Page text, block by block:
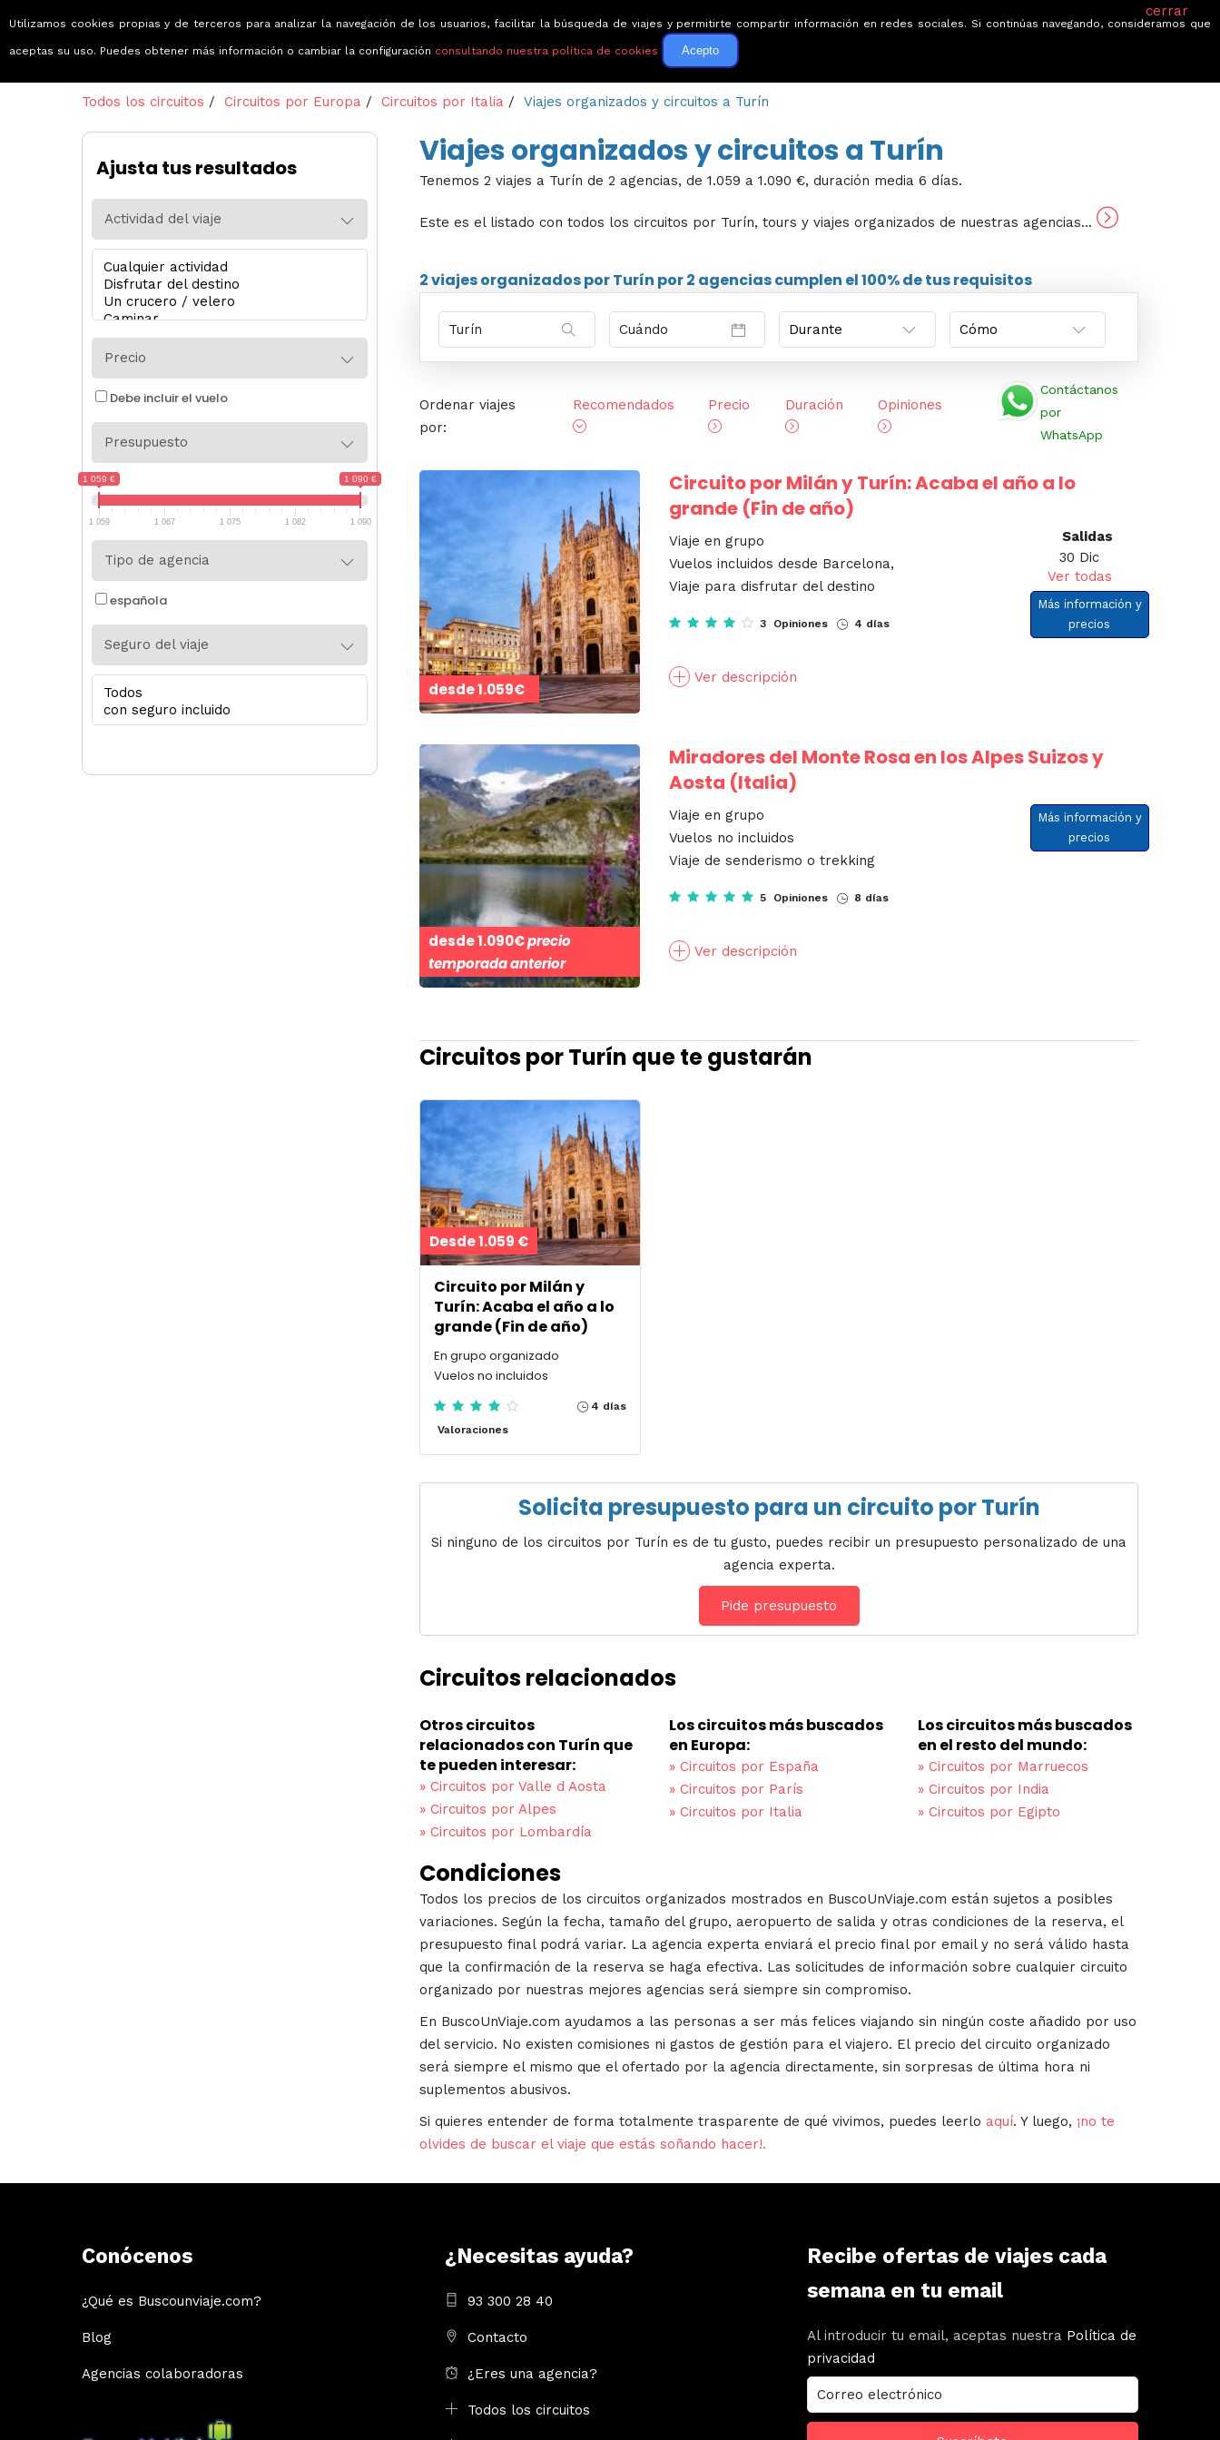
Viajes que emocionan
Circuitos Guías de viaje Ofertas Blog Quiénes somos
Todos los circuitos / Circuitos por Europa / Circuitos por Italia / Viajes organizados y circuitos a Turín
Viajes organizados y circuitos a Turín
Tenemos 2 viajes a Turín de 2 agencias, de 1.059 a 1.090 €, duración media 6 días.
Este es el listado con todos los circuitos por Turín, tours y viajes organizados de nuestras agencias...
2 viajesorganizados por Turín por2 agenciascumplen el 100% de tus requisitos
Ordenar viajes
por:
Recomendados Precio Duración Opiniones
Contáctanos
por
WhatsApp
desde1.059€
Circuito por Milán y Turín: Acaba el año a lo
grande (Fin de año)
Viaje en grupo
Vuelos incluidos desde Barcelona,
Viaje para disfrutar del destino
3 Opiniones 4 días
Ver descripción
Salidas
30 Dic
Ver todas
Más información y
precios
desde1.090€precio
temporada anterior
Miradores del Monte Rosa en los Alpes Suizos y
Aosta (Italia)
Viaje en grupo
Vuelos no incluidos
Viaje de senderismo o trekking
5 Opiniones 8 días
Ver descripción
Más información y
precios
Circuitos por Turín que te gustarán
Desde 1.059 €
Circuito por Milán y
Turín: Acaba el año a lo
grande (Fin de año)
En grupo organizado
Vuelos no incluidos
Valoraciones
4 días
Solicita presupuesto para un circuito por Turín
Si ninguno de los circuitos por Turín es de tu gusto, puedes recibir un presupuesto personalizado de una
agencia experta.
Pide presupuesto
Circuitos relacionados
Otros circuitos
relacionados con Turín que
te pueden interesar:
» Circuitos por Valle d Aosta
» Circuitos por Alpes
» Circuitos por Lombardía
Los circuitos más buscados
en Europa:
»Circuitos por España
»Circuitos por París
»Circuitos por Italia
Los circuitos más buscados
en el resto del mundo:
» Circuitos por Marruecos
» Circuitos por India
» Circuitos por Egipto
Condiciones
Todos los precios de los circuitos organizados mostrados en BuscoUnViaje.com están sujetos a posibles
variaciones. Según la fecha, tamaño del grupo, aeropuerto de salida y otras condiciones de la reserva, el
presupuesto final podrá variar. La agencia experta enviará el precio final por email y no será válido hasta
que la confirmación de la reserva se haga efectiva. Las solicitudes de información sobre cualquier circuito
organizado por nuestras mejores agencias será siempre sin compromiso.
En BuscoUnViaje.com ayudamos a las personas a ser más felices viajando sin ningún coste añadido por uso
del servicio. No existen comisiones ni gastos de gestión para el viajero. El precio del circuito organizado
será siempre el mismo que el ofertado por la agencia directamente, sin sorpresas de última hora ni
suplementos abusivos.
Si quieres entender de forma totalmente trasparente de qué vivimos, puedes leerlo aquí. Y luego, ¡no te
olvides de buscar el viaje que estás soñando hacer!.
Ajusta tus resultados
Actividad del viaje
Precio
Debe incluir el vuelo
Presupuesto
1 059 € 1 090 €
1 059 1 067 1 075 1 082 1 090
Tipo de agencia
española
Seguro del viaje
Conócenos
¿Qué es Buscounviaje.com?
Blog
Agencias colaboradoras
¿Necesitas ayuda?
93 300 28 40
Contacto
¿Eres una agencia?
Todos los circuitos
Recibe ofertas de viajes cada
semana en tu email
Al introducir tu email, aceptas nuestra Política de
privacidad
cerrar
Utilizamos cookies propias y de terceros para analizar la navegación de los usuarios, facilitar la búsqueda de viajes y permitirte compartir información en redes sociales. Si continúas navegando, consideramos que
aceptas su uso. Puedes obtener más información o cambiar la configuración consultando nuestra política de cookies Acepto